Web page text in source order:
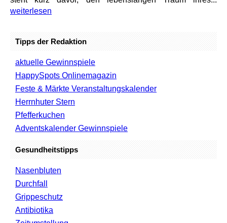
weiterlesen
Tipps der Redaktion
aktuelle Gewinnspiele
HappySpots Onlinemagazin
Feste & Märkte Veranstaltungskalender
Herrnhuter Stern
Pfefferkuchen
Adventskalender Gewinnspiele
Gesundheitstipps
Nasenbluten
Durchfall
Grippeschutz
Antibiotika